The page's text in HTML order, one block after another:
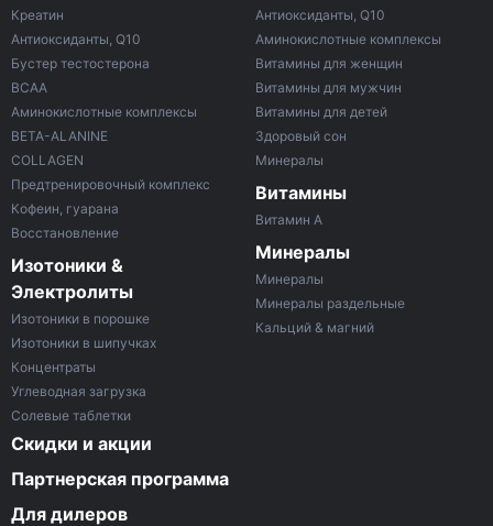
Креатин
Антиоксиданты, Q10
Бустер тестостерона
ВСАА
Аминокислотные комплексы
BETA-ALANINE
COLLAGEN
Предтренировочный комплекс
Кофеин, гуарана
Восстановление
Изотоники &
Электролиты
Изотоники в порошке
Изотоники в шипучках
Концентраты
Углеводная загрузка
Солевые таблетки
Антиоксиданты, Q10
Аминокислотные комплексы
Витамины для женщин
Витамины для мужчин
Витамины для детей
Здоровый сон
Минералы
Витамины
Витамин A
Минералы
Минералы
Минералы раздельные
Кальций & магний
Скидки и акции
Партнерская программа
Для дилеров